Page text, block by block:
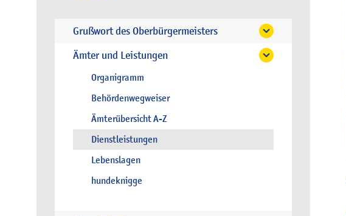
Grußwort des Oberbürgermeisters
Ämter und Leistungen
Organigramm
Behördenwegweiser
Ämterübersicht A-Z
Dienstleistungen
Lebenslagen
hundeknigge